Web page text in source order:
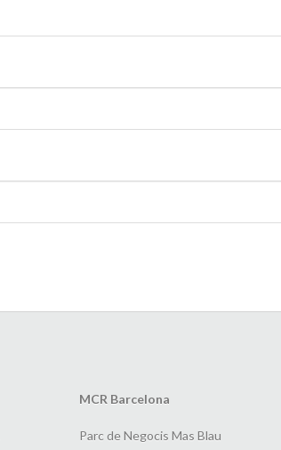
MCR Barcelona
Parc de Negocis Mas Blau